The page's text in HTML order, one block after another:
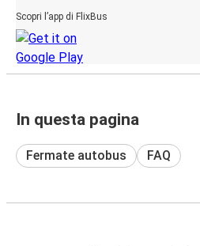
Scopri l’app di FlixBus
In questa pagina
Fermate autobus FAQ